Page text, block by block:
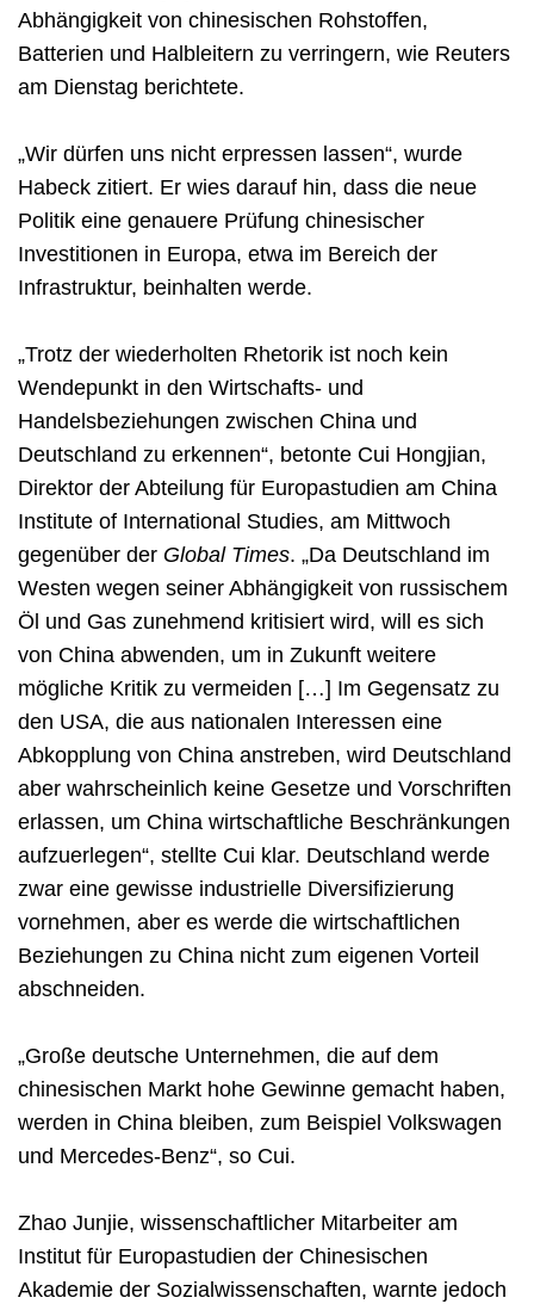
Abhängigkeit von chinesischen Rohstoffen,
Batterien und Halbleitern zu verringern, wie Reuters
am Dienstag berichtete.
„Wir dürfen uns nicht erpressen lassen“, wurde
Habeck zitiert. Er wies darauf hin, dass die neue
Politik eine genauere Prüfung chinesischer
Investitionen in Europa, etwa im Bereich der
Infrastruktur, beinhalten werde.
„Trotz der wiederholten Rhetorik ist noch kein
Wendepunkt in den Wirtschafts- und
Handelsbeziehungen zwischen China und
Deutschland zu erkennen“, betonte Cui Hongjian,
Direktor der Abteilung für Europastudien am China
Institute of International Studies, am Mittwoch
gegenüber der Global Times. „Da Deutschland im
Westen wegen seiner Abhängigkeit von russischem
Öl und Gas zunehmend kritisiert wird, will es sich
von China abwenden, um in Zukunft weitere
mögliche Kritik zu vermeiden […] Im Gegensatz zu
den USA, die aus nationalen Interessen eine
Abkopplung von China anstreben, wird Deutschland
aber wahrscheinlich keine Gesetze und Vorschriften
erlassen, um China wirtschaftliche Beschränkungen
aufzuerlegen“, stellte Cui klar. Deutschland werde
zwar eine gewisse industrielle Diversifizierung
vornehmen, aber es werde die wirtschaftlichen
Beziehungen zu China nicht zum eigenen Vorteil
abschneiden.
„Große deutsche Unternehmen, die auf dem
chinesischen Markt hohe Gewinne gemacht haben,
werden in China bleiben, zum Beispiel Volkswagen
und Mercedes-Benz“, so Cui.
Zhao Junjie, wissenschaftlicher Mitarbeiter am
Institut für Europastudien der Chinesischen
Akademie der Sozialwissenschaften, warnte jedoch